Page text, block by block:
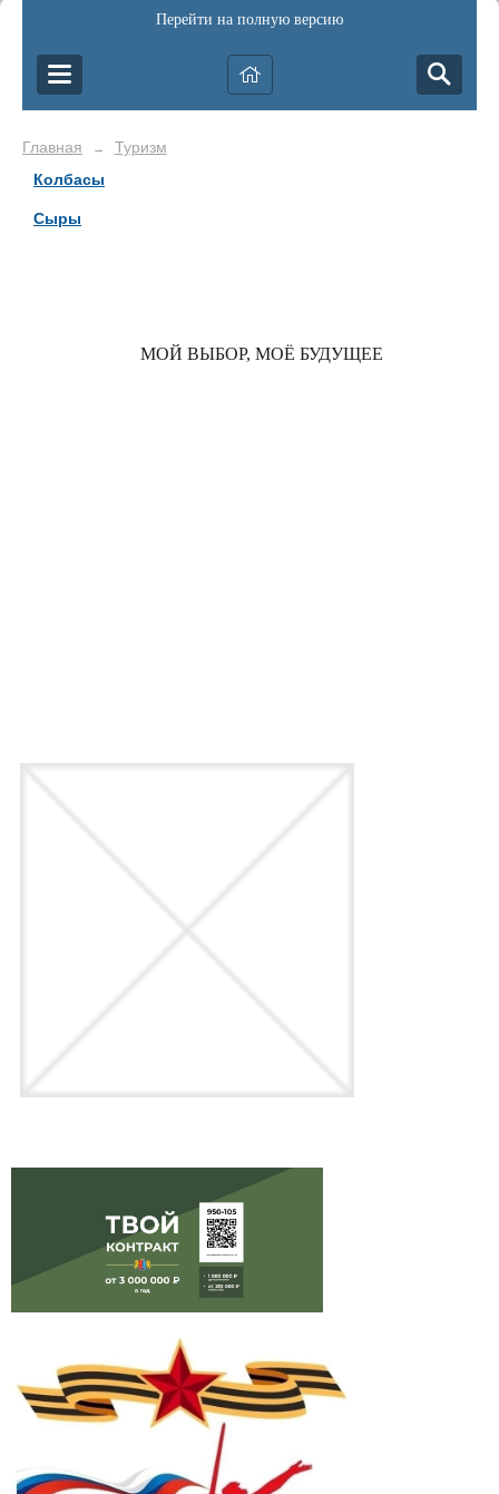
Перейти на полную версию
Главная →
Туризм
Колбасы
Сыры
МОЙ ВЫБОР, МОЁ БУДУЩЕЕ